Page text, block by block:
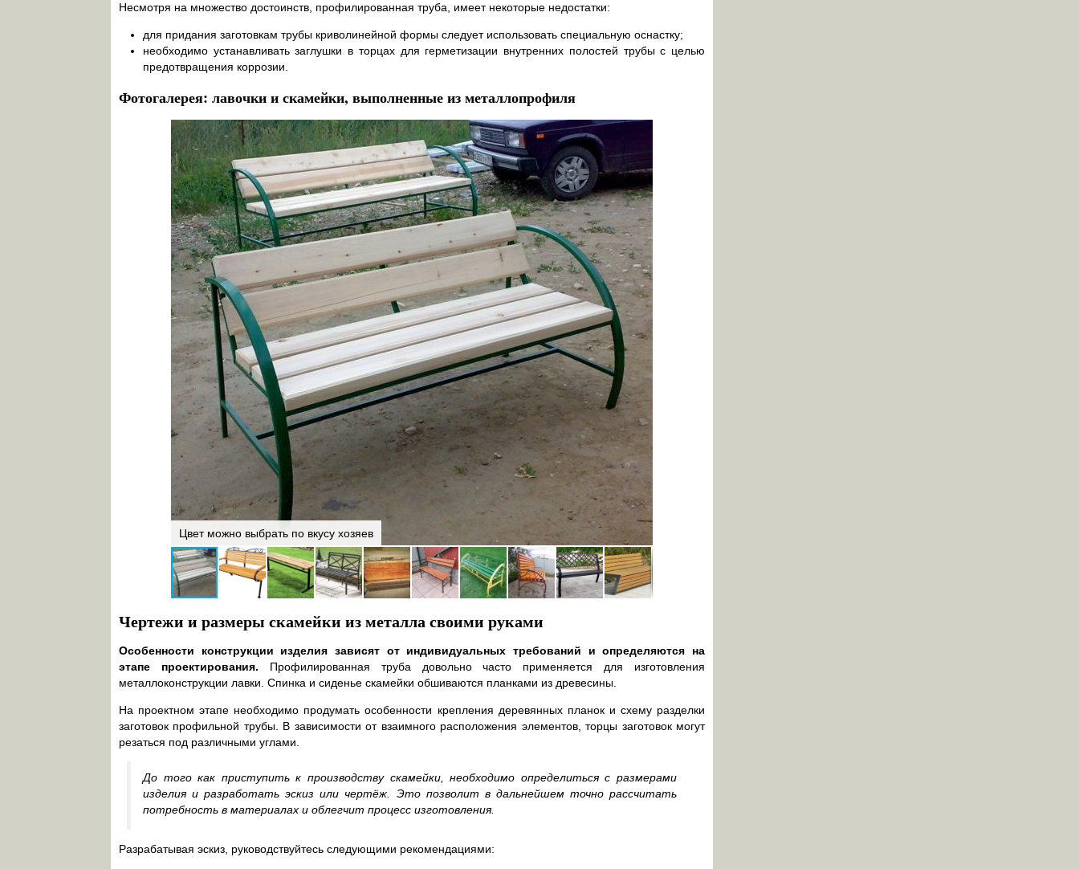
Несмотря на множество достоинств, профилированная труба, имеет некоторые недостатки:
для придания заготовкам трубы криволинейной формы следует использовать специальную оснастку;
необходимо устанавливать заглушки в торцах для герметизации внутренних полостей трубы с целью
предотвращения коррозии.
Фотогалерея: лавочки и скамейки, выполненные из металлопрофиля
Цвет можно выбрать по вкусу хозяев
Чертежи и размеры скамейки из металла своими руками
Особенности конструкции изделия зависят от индивидуальных требований и определяются на
этапе проектирования. Профилированная труба довольно часто применяется для изготовления
металлоконструкции лавки. Спинка и сиденье скамейки обшиваются планками из древесины.
На проектном этапе необходимо продумать особенности крепления деревянных планок и схему разделки
заготовок профильной трубы. В зависимости от взаимного расположения элементов, торцы заготовок могут
резаться под различными углами.
До того как приступить к производству скамейки, необходимо определиться с размерами
изделия и разработать эскиз или чертёж. Это позволит в дальнейшем точно рассчитать
потребность в материалах и облегчит процесс изготовления.
Разрабатывая эскиз, руководствуйтесь следующими рекомендациями: